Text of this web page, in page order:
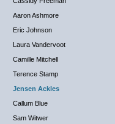
Aaron Ashmore
Eric Johnson
Laura Vandervoot
Camille Mitchell
Terence Stamp
Jensen Ackles
Callum Blue
Sam Witwer